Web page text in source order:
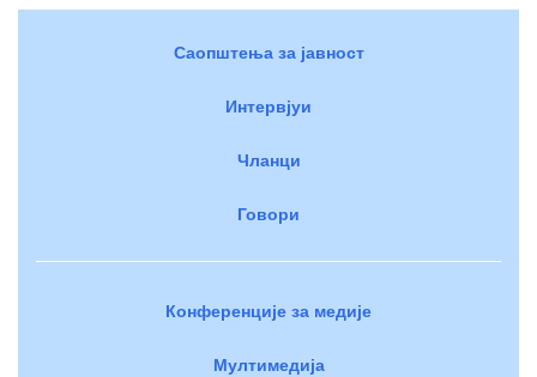
Саопштења за јавност
Интервјуи
Чланци
Говори
Конференције за медије
Мултимедија